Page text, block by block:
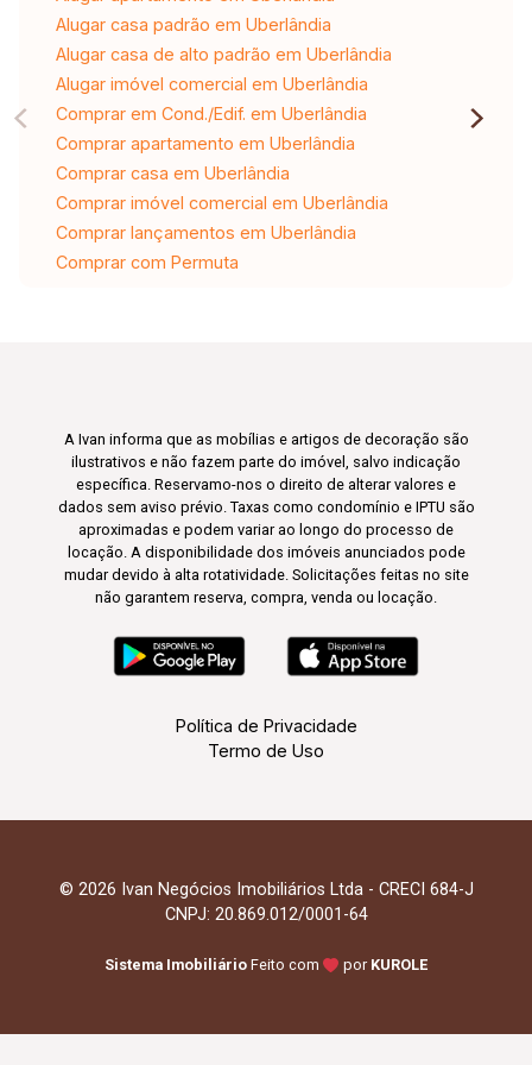
Closet com os armários planejados e ilha porta
joias Terraço.
Alugar casa padrão em Uberlândia
Alugar casa de alto padrão em Uberlândia
Alugar imóvel comercial em Uberlândia
Comprar em Cond./Edif. em Uberlândia
Comprar apartamento em Uberlândia
Comprar casa em Uberlândia
Comprar imóvel comercial em Uberlândia
Comprar lançamentos em Uberlândia
Comprar com Permuta
A Ivan informa que as mobílias e artigos de decoração são
ilustrativos e não fazem parte do imóvel, salvo indicação
específica. Reservamo-nos o direito de alterar valores e
dados sem aviso prévio. Taxas como condomínio e IPTU são
aproximadas e podem variar ao longo do processo de
locação. A disponibilidade dos imóveis anunciados pode
mudar devido à alta rotatividade. Solicitações feitas no site
não garantem reserva, compra, venda ou locação.
Política de Privacidade
Termo de Uso
© 2026 Ivan Negócios Imobiliários Ltda - CRECI 684-J
CNPJ: 20.869.012/0001-64
Sistema Imobiliário Feito com por KUROLE